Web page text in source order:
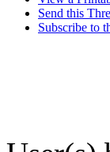
Send this
Subscribe to